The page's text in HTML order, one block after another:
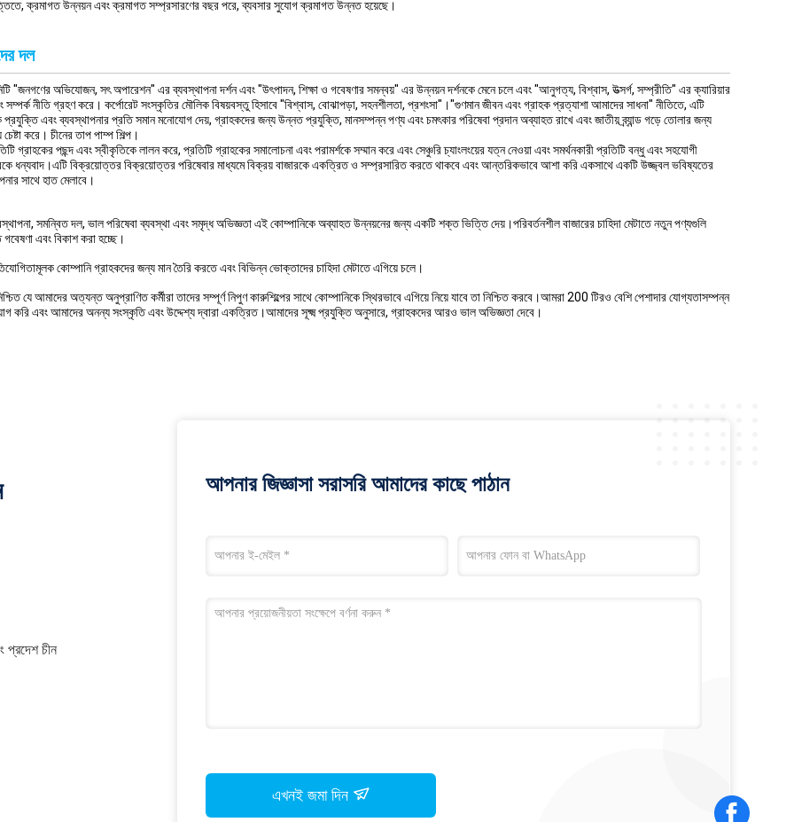
ক্রমাগত উন্নয়ন এবং ক্রমাগত সম্প্রসারণের বছর পরে, ব্যবসার সুযোগ ক্রমাগত উন্নত হয়েছে।
দল
"জনগণের অভিযোজন, সৎ অপারেশন" এর ব্যবস্থাপনা দর্শন এবং "উৎপাদন, শিক্ষা ও গবেষণার সমন্বয়" এর উন্নয়ন দর্শনকে মেনে চলে এবং "আনুগত্য, বিশ্বাস, উত্সর্গ, সম্প্রীতি" এর ক্যারিয়ার
সম্পর্ক নীতি গ্রহণ করে। কর্পোরেট সংস্কৃতির মৌলিক বিষয়বস্তু হিসাবে "বিশ্বাস, বোঝাপড়া, সহনশীলতা, প্রশংসা"।"গুণমান জীবন এবং গ্রাহক প্রত্যাশা আমাদের সাধনা" নীতিতে, এটি
প্রযুক্তি এবং ব্যবস্থাপনার প্রতি সমান মনোযোগ দেয়, গ্রাহকদের জন্য উন্নত প্রযুক্তি, মানসম্পন্ন পণ্য এবং চমৎকার পরিষেবা প্রদান অব্যাহত রাখে এবং জাতীয় ব্র্যান্ড গড়ে তোলার জন্য
চেষ্টা করে। চীনের তাপ পাম্প শিল্প।
গ্রাহকের পছন্দ এবং স্বীকৃতিকে লালন করে, প্রতিটি গ্রাহকের সমালোচনা এবং পরামর্শকে সম্মান করে এবং সেঞ্চুরি চ্যাংলংয়ের যত্ন নেওয়া এবং সমর্থনকারী প্রতিটি বন্ধু এবং সহযোগী
ধন্যবাদ।এটি বিক্রয়োত্তর বিক্রয়োত্তর পরিষেবার মাধ্যমে বিক্রয় বাজারকে একত্রিত ও সম্প্রসারিত করতে থাকবে এবং আন্তরিকভাবে আশা করি একসাথে একটি উজ্জ্বল ভবিষ্যতের
সাথে হাত মেলাবে।
সমন্বিত দল, ভাল পরিষেবা ব্যবস্থা এবং সমৃদ্ধ অভিজ্ঞতা এই কোম্পানিকে অব্যাহত উন্নয়নের জন্য একটি শক্ত ভিত্তি দেয়।পরিবর্তনশীল বাজারের চাহিদা মেটাতে নতুন পণ্যগুলি
এবং বিকাশ করা হচ্ছে।
কোম্পানি গ্রাহকদের জন্য মান তৈরি করতে এবং বিভিন্ন ভোক্তাদের চাহিদা মেটাতে এগিয়ে চলে।
যে আমাদের অত্যন্ত অনুপ্রাণিত কর্মীরা তাদের সম্পূর্ণ নিপুণ কারুশিল্পের সাথে কোম্পানিকে স্থিরভাবে এগিয়ে নিয়ে যাবে তা নিশ্চিত করবে।আমরা 200 টিরও বেশি পেশাদার যোগ্যতাসম্পন্ন
করি এবং আমাদের অনন্য সংস্কৃতি এবং উদ্দেশ্য দ্বারা একত্রিত।আমাদের সূক্ষ্ম প্রযুক্তি অনুসারে, গ্রাহকদের আরও ভাল অভিজ্ঞতা দেবে।
প্রদেশ চীন
আপনার জিজ্ঞাসা সরাসরি আমাদের কাছে পাঠান
এখনই জমা দিন